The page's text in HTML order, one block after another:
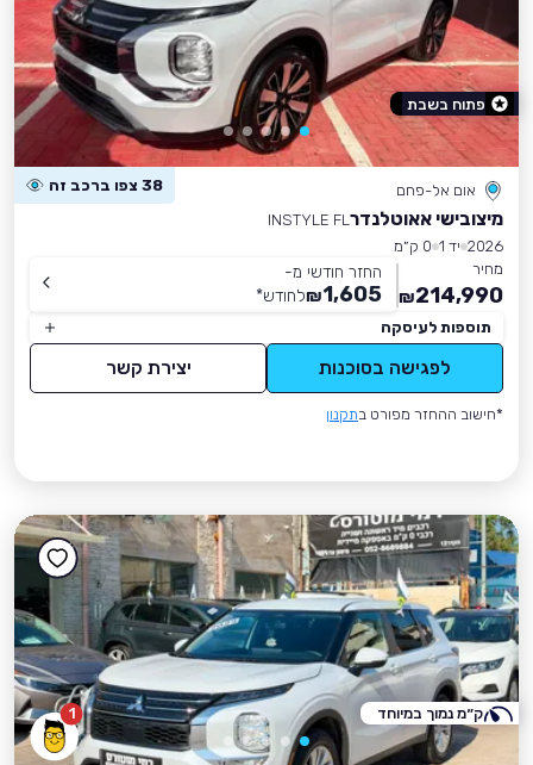
אום אל-פחם 38 צפו ברכב זה
מיצובישי אאוטלנדר INSTYLE FL
2026 יד 1
0 ק״מ
מחיר
214,990
₪
החזר חודשי מ-
1,605
₪לחודש*
תוספות לעיסקה
לפגישה בסוכנות יצירת קשר
*חישוב ההחזר מפורט בתקנון
פתוח בשבת
1 ק״מ נמוך במיוחד